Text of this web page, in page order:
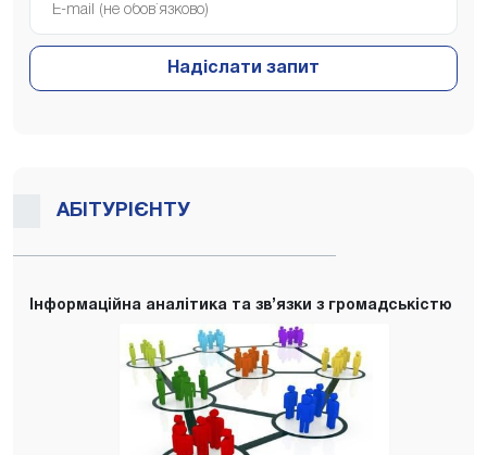
Надіслати запит
АБІТУРІЄНТУ
Інформаційна аналітика та зв’язки з громадськістю